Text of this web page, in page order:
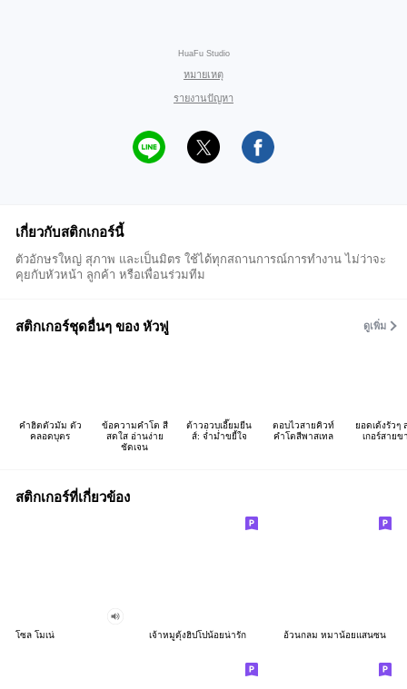
HuaFu Studio
หมายเหตุ
รายงานปัญหา
เกี่ยวกับสติกเกอร์นี้
ตัวอักษรใหญ่ สุภาพ และเป็นมิตร ใช้ได้ทุกสถานการณ์การทำงาน ไม่ว่าจะ
คุยกับหัวหน้า ลูกค้า หรือเพื่อนร่วมทีม
สติกเกอร์ชุดอื่นๆ ของ หัวฟู ดูเพิ่ม
คำฮิตตัวมัม ตัว
คลอดบุตร
ข้อความคำโต สี
สดใส อ่านง่าย
ชัดเจน
ต้าวอวบเอี๊ยมยีน
ส์: จ่ำม่ำขยี้ใจ
ตอบไวสายคิวท์
คำโตสีพาสเทล
ยอดเด้งรัวๆ
เกอร์สายข
สติกเกอร์ที่เกี่ยวข้อง
โซล โมเน่ เจ้าหมูดุ้งฮิปโปน้อยน่ารัก อ้วนกลม หมาน้อยแสนซน